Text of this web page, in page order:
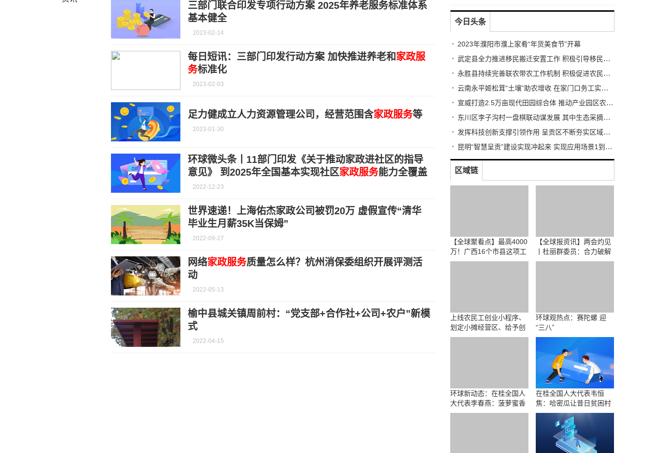
三部门联合印发专项行动方案 2025年养老服务标准体系
基本健全
2023-02-14
每日短讯：三部门印发行动方案 加快推进养老和家政服
务标准化
2023-02-03
足力健成立人力资源管理公司，经营范围含家政服务等
2023-01-30
环球微头条丨11部门印发《关于推动家政进社区的指导
意见》 到2025年全国基本实现社区家政服务能力全覆盖
2022-12-23
世界速递！上海佑杰家政公司被罚20万 虚假宣传“清华
毕业生月薪35K当保姆”
2022-09-27
网络家政服务质量怎么样？杭州消保委组织开展评测活
动
2022-05-13
榆中县城关镇周前村：“党支部+合作社+公司+农户”新模
式
2022-04-15
今日头条
2023年濮阳市濮上家肴“年货美食节”开幕
武定县全力推进移民搬迁安置工作 积极引导移民多渠道就业
永胜县持续完善联农带农工作机制 积极促进农民收入持续增长
云南永平姬松茸“土壤”助农增收 在家门口务工实现稳步增收
宣威打造2.5万亩现代田园综合体 推动产业园区农业转型升级
东川区李子沟村一盘棋联动谋发展 其中生态采摘园获利3.5万元
发挥科技创新支撑引领作用 呈贡区不断夯实区域创新体系建设
昆明“智慧呈贡”建设实现冲起来 实现应用场景1到N的推广
区域链
【全球聚看点】最高4000
万！广西16个市县这项工
作成绩突出获奖励
【全球报资讯】两会灼见
丨杜丽群委员：合力破解
罕见病康复治疗难题
上线农民工创业小程序、
划定小摊经营区、给予创
业奖补……广西启动实施
环球观热点：赛陀螺 迎
“三八”
环球新动态：在桂全国人
大代表李春燕：菠萝蜜香
油茶美，“三变”奏响富民
在桂全国人大代表韦恒
焦：哈密瓜让昔日贫困村
变身“亿元村”